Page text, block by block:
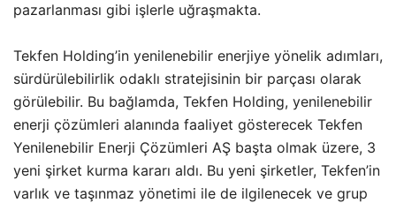
pazarlanması gibi işlerle uğraşmakta​​.
Tekfen Holding’in yenilenebilir enerjiye yönelik adımları,
sürdürülebilirlik odaklı stratejisinin bir parçası olarak
görülebilir. Bu bağlamda, Tekfen Holding, yenilenebilir
enerji çözümleri alanında faaliyet gösterecek Tekfen
Yenilenebilir Enerji Çözümleri AŞ başta olmak üzere, 3
yeni şirket kurma kararı aldı. Bu yeni şirketler, Tekfen’in
varlık ve taşınmaz yönetimi ile de ilgilenecek ve grup